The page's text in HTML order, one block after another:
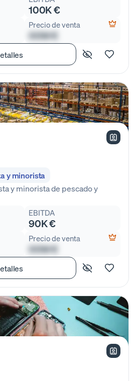
100K €
Precio de venta
00M €
y minorista
y minorista de pescado y
EBITDA
90K €
Precio de venta
00M €